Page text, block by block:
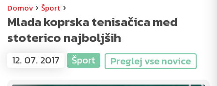
Domov › Šport ›
Mlada koprska tenisačica med
stoterico najboljših
12. 07. 2017 Šport Preglej vse novice